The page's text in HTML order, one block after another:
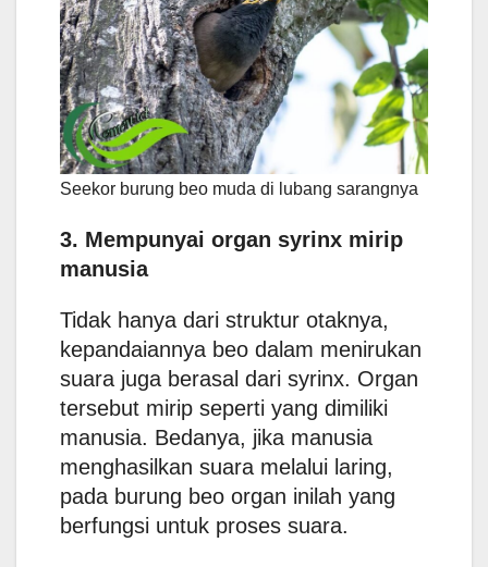
Seekor burung beo muda di lubang sarangnya
3. Mempunyai organ syrinx mirip
manusia
Tidak hanya dari struktur otaknya,
kepandaiannya beo dalam menirukan
suara juga berasal dari syrinx. Organ
tersebut mirip seperti yang dimiliki
manusia. Bedanya, jika manusia
menghasilkan suara melalui laring,
pada burung beo organ inilah yang
berfungsi untuk proses suara.